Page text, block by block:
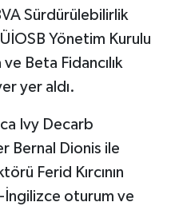
Sürdürülebilirlik
Yönetim Kurulu
Beta Fidancılık
yer aldı.
Ivy Decarb
Bernal Dionis ile
Ferid Kırcının
İngilizce oturum ve